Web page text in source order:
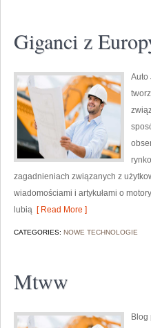
Giganci z
Auto
zagadnieniach związanych z
wiadomościami i artykułami o
lubią [ Read More ]
CATEGORIES: NOWE TECHNOLOGIE
Mtww
Blog